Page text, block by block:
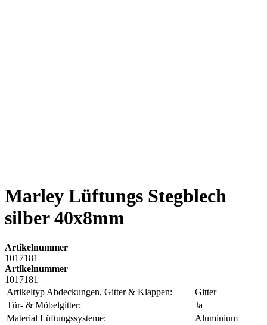
Marley Lüftungs Stegblech
silber 40x8mm
Artikelnummer
1017181
Artikelnummer
1017181
Artikeltyp Abdeckungen, Gitter & Klappen:
Gitter
Tür- & Möbelgitter:
Ja
Material Lüftungssysteme:
Aluminium